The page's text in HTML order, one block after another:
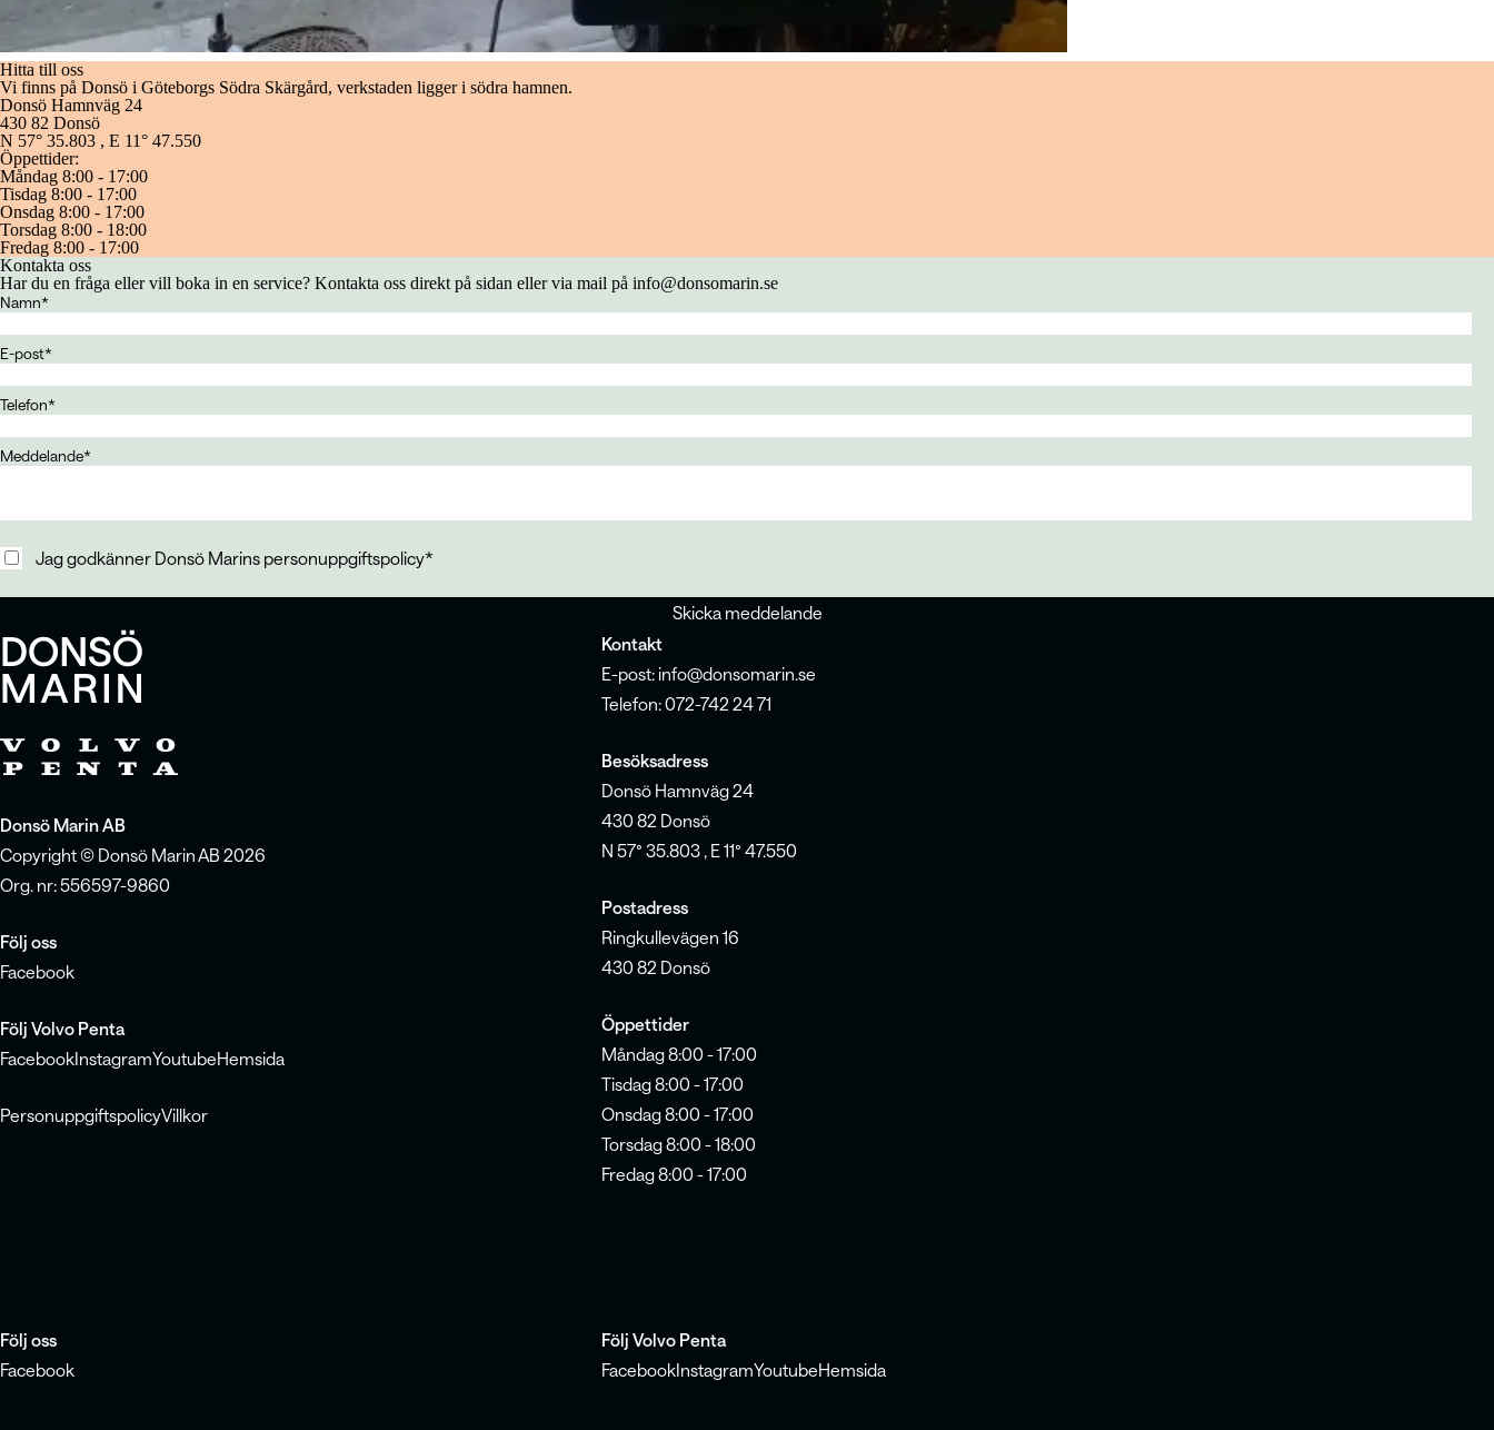
Hitta till oss
Vi finns på Donsö i Göteborgs Södra Skärgård, verkstaden ligger i södra hamnen.
Donsö Hamnväg 24
430 82 Donsö
N 57° 35.803 , E 11° 47.550
Öppettider:
Måndag 8:00 - 17:00
Tisdag 8:00 - 17:00
Onsdag 8:00 - 17:00
Torsdag 8:00 - 18:00
Fredag 8:00 - 17:00
Kontakta oss
Har du en fråga eller vill boka in en service? Kontakta oss direkt på sidan eller via mail på info@donsomarin.se
Namn*
E-post*
Telefon*
Meddelande*
Jag godkänner Donsö Marins personuppgiftspolicy*
Skicka meddelande
Donsö Marin AB
Copyright © Donsö Marin AB 2026
Org. nr: 556597-9860
Följ oss
Facebook
Följ Volvo Penta
FacebookInstagramYoutubeHemsida
PersonuppgiftspolicyVillkor
Kontakt
E-post: info@donsomarin.se
Telefon: 072-742 24 71
Besöksadress
Donsö Hamnväg 24
430 82 Donsö
N 57° 35.803 , E 11° 47.550
Postadress
Ringkullevägen 16
430 82 Donsö
Öppettider
Måndag 8:00 - 17:00
Tisdag 8:00 - 17:00
Onsdag 8:00 - 17:00
Torsdag 8:00 - 18:00
Fredag 8:00 - 17:00
Följ oss
Facebook
Följ Volvo Penta
FacebookInstagramYoutubeHemsida